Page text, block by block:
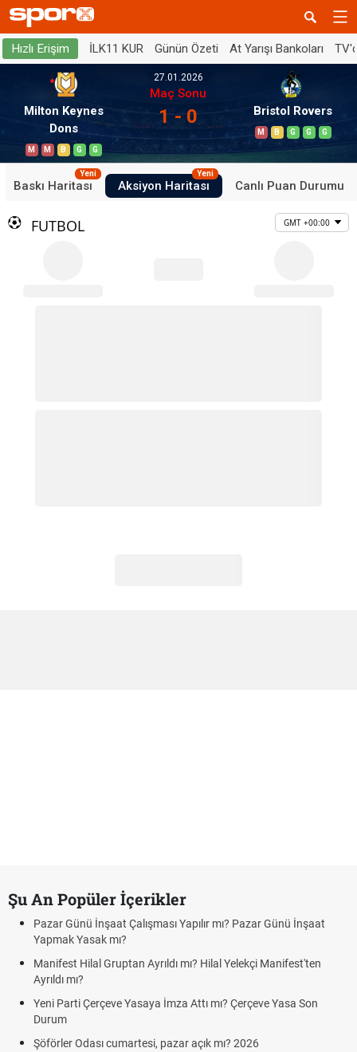
Hızlı Erişim İLK11 KUR Günün Özeti At Yarışı Bankoları
Milton Keynes
Dons
M M B G G
27.01.2026
Maç Sonu
1 - 0 Bristol Rovers
M B G G G
Baskı Haritası
Yeni
Aksiyon Haritası
Yeni
Canlı Puan Durumu
FUTBOL GMT +00:00
Şu An Popüler İçerikler
Pazar Günü İnşaat Çalışması Yapılır mı? Pazar Günü İnşaat
Yapmak Yasak mı?
Manifest Hilal Gruptan Ayrıldı mı? Hilal Yelekçi Manifest'ten
Ayrıldı mı?
Yeni Parti Çerçeve Yasaya İmza Attı mı? Çerçeve Yasa Son
Durum
Şöförler Odası cumartesi, pazar açık mı? 2026